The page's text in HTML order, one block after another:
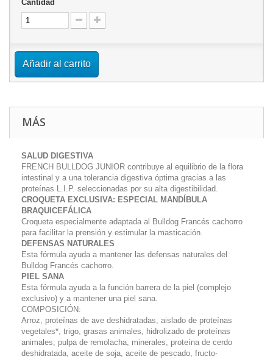
Cantidad
Añadir al carrito
MÁS
SALUD DIGESTIVA
FRENCH BULLDOG JUNIOR contribuye al equilibrio de la flora
intestinal y a una tolerancia digestiva óptima gracias a las
proteínas L.I.P. seleccionadas por su alta digestibilidad.
CROQUETA EXCLUSIVA: ESPECIAL MANDÍBULA
BRAQUICEFÁLICA
Croqueta especialmente adaptada al Bulldog Francés cachorro
para facilitar la prensión y estimular la masticación.
DEFENSAS NATURALES
Esta fórmula ayuda a mantener las defensas naturales del
Bulldog Francés cachorro.
PIEL SANA
Esta fórmula ayuda a la función barrera de la piel (complejo
exclusivo) y a mantener una piel sana.
COMPOSICIÓN:
Arroz, proteínas de ave deshidratadas, aislado de proteínas
vegetales*, trigo, grasas animales, hidrolizado de proteínas
animales, pulpa de remolacha, minerales, proteína de cerdo
deshidratada, aceite de soja, aceite de pescado, fructo-